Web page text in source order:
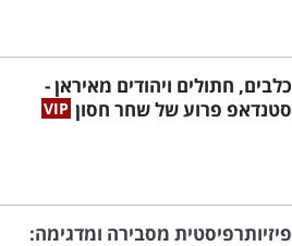
כלבים, חתולים ויהודים מאיראן -
סטנדאפ פרוע של שחר חסון
פיזיותרפיסטית מסבירה ומדגימה: